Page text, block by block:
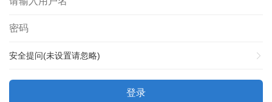
安全提问(未设置请忽略)
登录